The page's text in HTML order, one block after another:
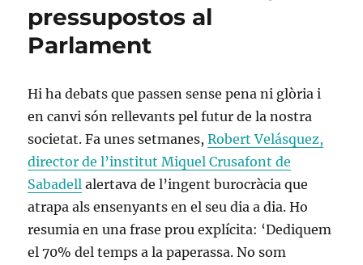
pressupostos al
Parlament
Hi ha debats que passen sense pena ni glòria i
en canvi són rellevants pel futur de la nostra
societat. Fa unes setmanes,Robert Velásquez,
director de l’institut Miquel Crusafont de
Sabadell alertava de l’ingent burocràcia que
atrapa als ensenyants en el seu dia a dia. Ho
resumia en una frase prou explícita: ‘Dediquem
el 70% del temps a la paperassa. No som